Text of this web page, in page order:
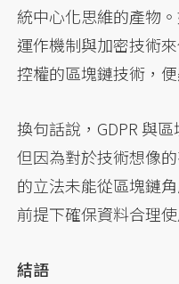
統中心化思維的產物
運作機制與加密技術
控權的區塊鏈技術，
換句話說，GDPR 與
但因為對於技術想像
的立法未能從區塊鏈
前提下確保資料合理
結語